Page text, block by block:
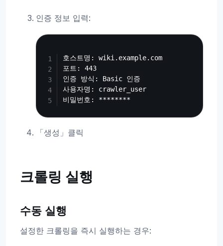
인증 정보 입력:
호스트명: wiki.example.com
포트: 443
인증 방식: Basic 인증
사용자명: crawler_user
「생성」클릭
크롤링 실행
수동 실행
설정한 크롤링을 즉시 실행하는 경우: